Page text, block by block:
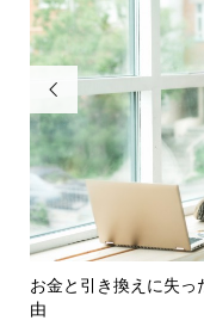

お金と引き換えに失
由